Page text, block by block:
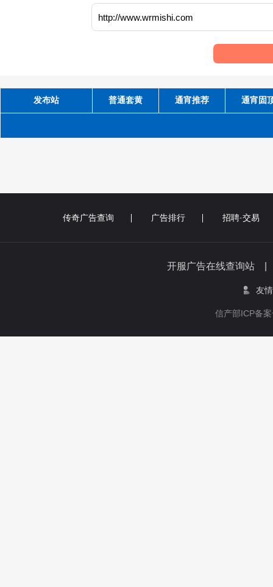
发布站 普通套黄 通宵推荐 通宵固
传奇广告查询 广告排行 招聘·交易
开服广告在线查询站
友
信产部ICP备